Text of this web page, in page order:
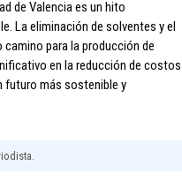
de Valencia es un hito
La eliminación de solventes y el
para la producción de
en la reducción de costos
futuro más sostenible y